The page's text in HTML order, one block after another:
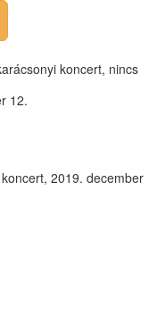
koncert, nincs
12.
2019. december